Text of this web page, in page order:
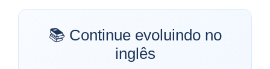
📚 Continue evoluindo no
inglês